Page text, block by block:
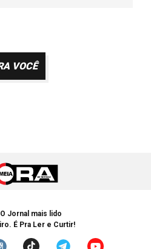
VOCÊ
Jornal mais lido
É Pra Ler e Curtir!